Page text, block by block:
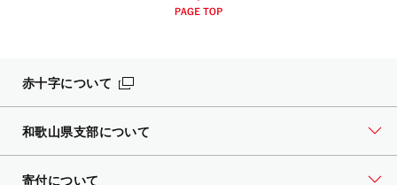
赤十字について
和歌山県支部について
寄付について